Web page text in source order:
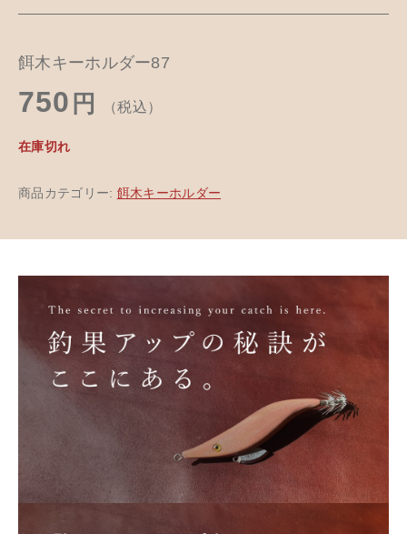
餌木キーホルダー87
750 円 （税込）
在庫切れ
商品カテゴリー: 餌木キーホルダー